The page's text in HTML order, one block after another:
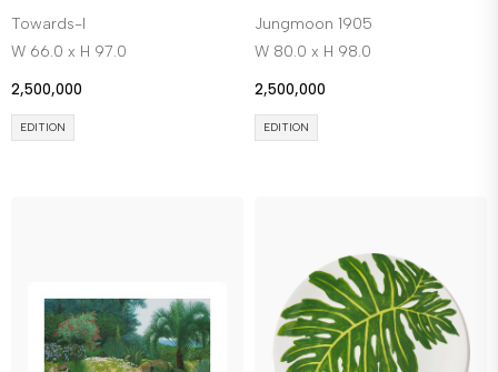
Towards-I
W 66.0 x H 97.0
2,500,000
EDITION
Jungmoon 1905
W 80.0 x H 98.0
2,500,000
EDITION